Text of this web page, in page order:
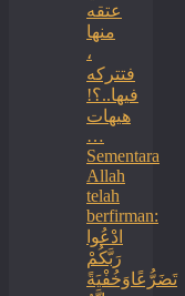
عتقه
منها
،
فتتركه
فيها..؟!
هيهات
…
Sementara
Allah
telah
berfirman:
ادْعُوا
رَبَّكُمْ
تَضَرُّعًاوَخُفْيَةً